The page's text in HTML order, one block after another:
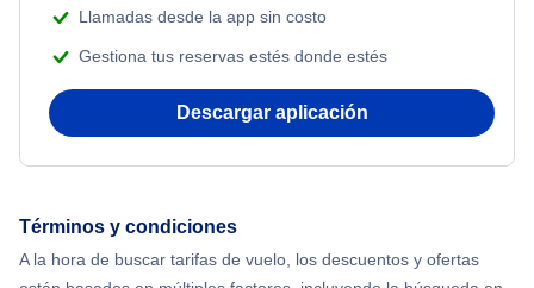
Flights from Nueva York to Atenas
Flights from Shanghai to Nueva York
Flights from Delhi to Nueva York
Beach Vacations
Llamadas desde la app sin costo
Gestiona tus reservas estés donde estés
Descargar aplicación
Términos y condiciones
A la hora de buscar tarifas de vuelo, los descuentos y ofertas